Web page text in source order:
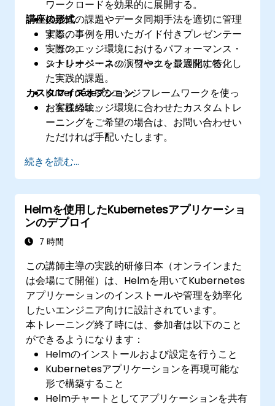
ワークロードを効果的に展開する。
接続性の課題やデータ同期手法を適切に管理
する。
実際のエッジ環境におけるパフォーマンス・
ストレージ・ネットワークを最適化する。
講座の形式
実際の事例を用いたガイド付きプレゼンテー
ション。
シナリオベースの演習やエッジ展開に特化し
た実践的課題。
Kubernetesのエッジフレームワークを使っ
た実践経験。
カスタマイズオプション
お客様のエッジ環境に合わせたカスタムトレ
ーニングをご希望の場合は、お問い合わせい
ただければ手配いたします。
続きを読む...
Helmを使用したKubernetesアプリケーショ
ンのデプロイ
7 時間
この講師主導の実践的研修日本（オンラインまた
は会場にて開催）は、Helmを用いてKubernetes
アプリケーションのインストールや管理を効率化
したいエンジニア向けに設計されています。
本トレーニング終了時には、参加者は以下のこと
ができるようになります：
Helmのインストールおよび設定を行うこと
Kubernetesアプリケーションを再現可能な
形で構築すること
​Helmチャートとしてアプリケーションを共有